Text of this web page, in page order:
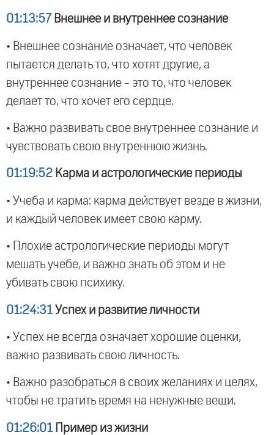
01:13:57 Внешнее и внутреннее сознание
• Внешнее сознание означает, что человек
пытается делать то, что хотят другие, а
внутреннее сознание - это то, что человек
делает то, что хочет его сердце.
• Важно развивать свое внутреннее сознание и
чувствовать свою внутреннюю жизнь.
01:19:52 Карма и астрологические периоды
• Учеба и карма: карма действует везде в жизни,
и каждый человек имеет свою карму.
• Плохие астрологические периоды могут
мешать учебе, и важно знать об этом и не
убивать свою психику.
01:24:31 Успех и развитие личности
• Успех не всегда означает хорошие оценки,
важно развивать свою личность.
• Важно разобраться в своих желаниях и целях,
чтобы не тратить время на ненужные вещи.
01:26:01 Пример из жизни